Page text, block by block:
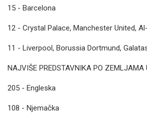
15 - Barcelona
12 - Crystal Palace, Manchester United,
11 - Liverpool, Borussia Dortmund,
NAJVIŠE PREDSTAVNIKA PO ZEMLJAMA
205 - Engleska
108 - Njemačka